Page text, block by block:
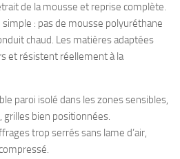
de la mousse et reprise complète.
: pas de mousse polyuréthane
chaud. Les matières adaptées
et résistent réellement à la
paroi isolé dans les zones sensibles,
bien positionnées.
trop serrés sans lame d’air,